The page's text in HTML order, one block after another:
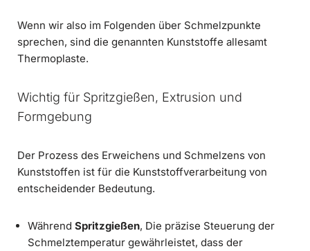
Wenn wir also im Folgenden über Schmelzpunkte
sprechen, sind die genannten Kunststoffe allesamt
Thermoplaste.
Wichtig für Spritzgießen, Extrusion und
Formgebung
Der Prozess des Erweichens und Schmelzens von
Kunststoffen ist für die Kunststoffverarbeitung von
entscheidender Bedeutung.
Während Spritzgießen, Die präzise Steuerung der
Schmelztemperatur gewährleistet, dass der